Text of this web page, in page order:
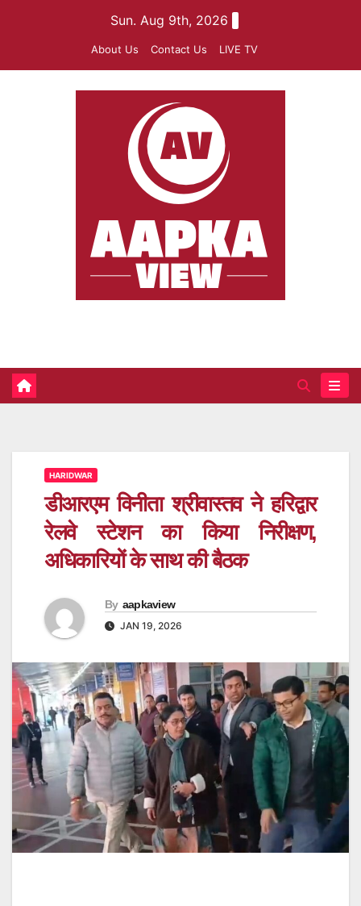
Sun. Aug 9th, 2026
About Us Contact Us LIVE TV
HARIDWAR
डीआरएम विनीता श्रीवास्तव ने हरिद्वार
रेलवे स्टेशन का किया निरीक्षण,
अधिकारियों के साथ की बैठक
By aapkaview
JAN 19, 2026